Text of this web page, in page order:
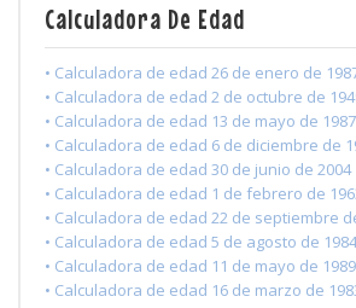
Calculadora De Edad
• Calculadora de edad 26 de enero de
• Calculadora de edad 2 de octubre de
• Calculadora de edad 13 de mayo de 1987
• Calculadora de edad 6 de diciembre de
• Calculadora de edad 30 de junio de 2004
• Calculadora de edad 1 de febrero de
• Calculadora de edad 22 de septiembre
• Calculadora de edad 5 de agosto de 1984
• Calculadora de edad 11 de mayo de 1989
• Calculadora de edad 16 de marzo de